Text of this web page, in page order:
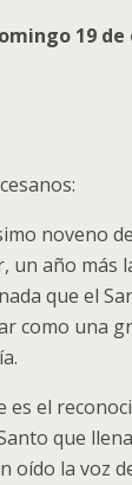
19 de
noveno
un año más
que el
como una
es el
que
oído la voz